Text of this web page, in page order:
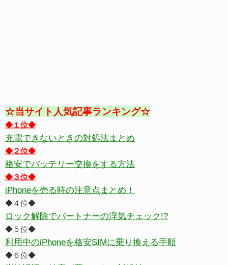
☆当サイト人気記事ランキング☆
◆１位◆
充電できないときの対処法まとめ
◆２位◆
格安でバッテリー交換をする方法
◆３位◆
iPhoneを売る時の注意点まとめ！
◆４位◆
ロック解除でパートナーの浮気チェック!?
◆５位◆
利用中のiPhoneを格安SIMに乗り換える手順
◆６位◆